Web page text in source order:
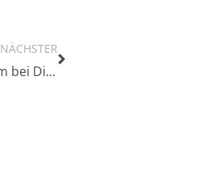
NÄCHSTER
MADSACK Mediengruppe: starkes Wachstum bei Digital-Abonnements